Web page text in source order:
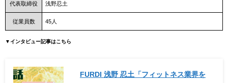
代表取締役 浅野忍土
従業員数 45人
▼インタビュー記事はこちら
FURDI 浅野 忍土「フィットネス業界を